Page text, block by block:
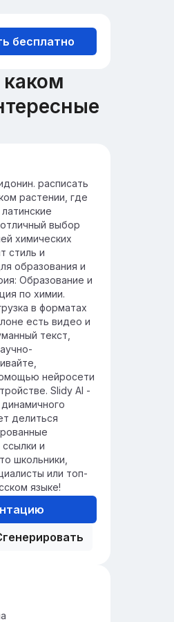
бесплатно
известный
понимания
в
расписать
растении, где
выбор
химических
стиль и
образования и
Образование и
по химии.
в форматах
есть видео и
текст,
нейросети
Slidy AI -
делиться
и
школьники,
или топ-
языке!